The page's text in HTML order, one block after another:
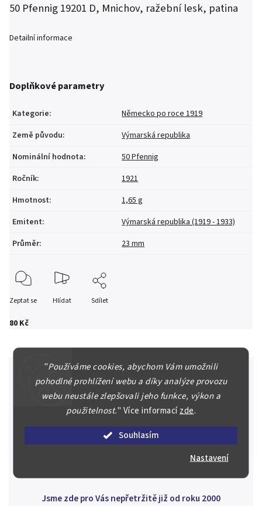
"Používáme cookies, abychom Vám umožnili
pohodlné prohlížení webu a díky analýze provozu
webu neustále zlepšovali jeho funkce, výkon a
použitelnost." Více informacízde.
Souhlasím
Nastavení
80 Kč
50 Pfennig 19201 D, Mnichov, ražební lesk, patina
Detailní informace
Doplňkové parametry
Kategorie:
Německo po roce 1919
Země původu:
Výmarská republika
Nominální hodnota:
50 Pfennig
Ročník:
1921
Hmotnost:
1,65 g
Emitent:
Výmarská republika (1919 - 1933)
Průměr: 23 mm
Zeptat se Hlídat Sdílet
Špičkové služby za nejlepší ceny
Náš kolektiv specialistů a znalců se Vám bude plně věnovat.
Posoudíme kvalitu a pravost Vašeho materiálu, prodáme v naší
aukci nebo Vám poradíme kam investovat.
Jsme zde pro Vás nepřetržitě již od roku 2000